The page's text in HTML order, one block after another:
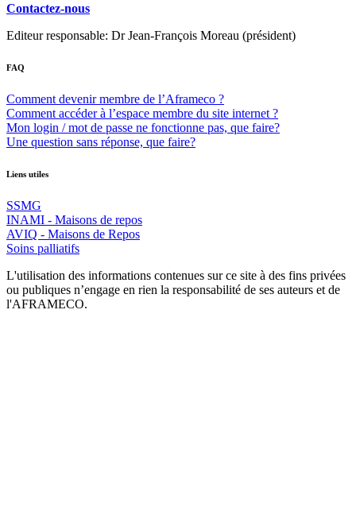
Contactez-nous
Editeur responsable: Dr Jean-François Moreau (président)
FAQ
Comment devenir membre de l’Aframeco ?
Comment accéder à l’espace membre du site internet ?
Mon login / mot de passe ne fonctionne pas, que faire?
Une question sans réponse, que faire?
Liens utiles
SSMG
INAMI - Maisons de repos
AVIQ - Maisons de Repos
Soins palliatifs
L'utilisation des informations contenues sur ce site à des fins privées
ou publiques n’engage en rien la responsabilité de ses auteurs et de
l'AFRAMECO.